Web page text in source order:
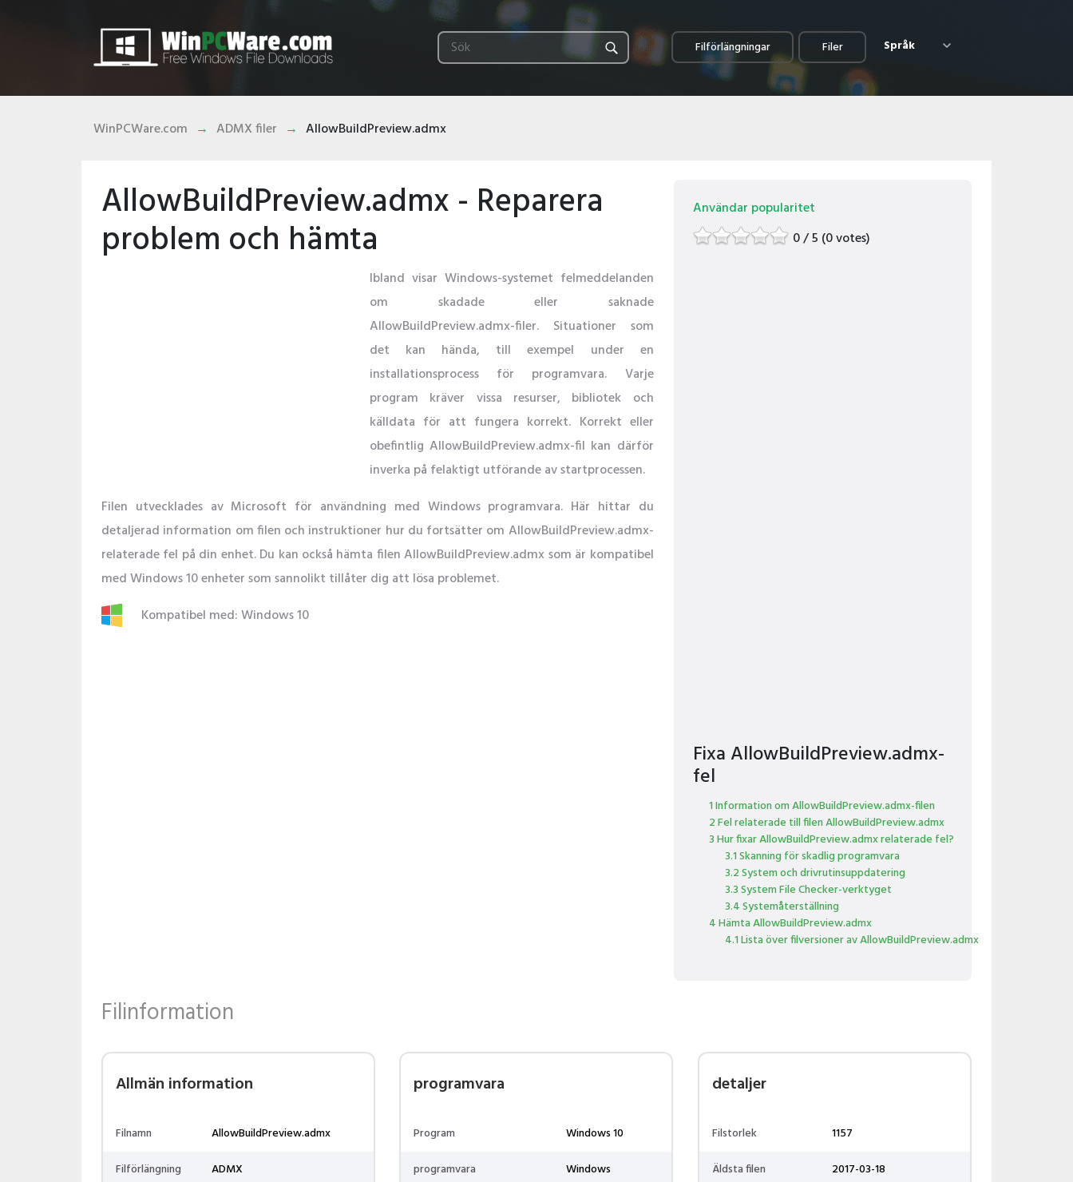
Filförlängningar Filer Språk
WinPCWare.com ADMX filer AllowBuildPreview.admx
AllowBuildPreview.admx - Reparera
problem och hämta
Ibland visar Windows-systemet felmeddelanden
om skadade eller saknade
AllowBuildPreview.admx-filer. Situationer som
det kan hända, till exempel under en
installationsprocess för programvara. Varje
program kräver vissa resurser, bibliotek och
källdata för att fungera korrekt. Korrekt eller
obefintlig AllowBuildPreview.admx-fil kan därför
inverka på felaktigt utförande av startprocessen.
Filen utvecklades av Microsoft för användning med Windows programvara. Här hittar du
detaljerad information om filen och instruktioner hur du fortsätter om AllowBuildPreview.admx-
relaterade fel på din enhet. Du kan också hämta filen AllowBuildPreview.admx som är kompatibel
med Windows 10 enheter som sannolikt tillåter dig att lösa problemet.
Kompatibel med: Windows 10
Användar popularitet
0 / 5 (0 votes)
Fixa AllowBuildPreview.admx-
fel
1 Information om AllowBuildPreview.admx-filen
2 Fel relaterade till filen AllowBuildPreview.admx
3 Hur fixar AllowBuildPreview.admx relaterade fel?
3.1 Skanning för skadlig programvara
3.2 System och drivrutinsuppdatering
3.3 System File Checker-verktyget
3.4 Systemåterställning
4 Hämta AllowBuildPreview.admx
4.1 Lista över filversioner av AllowBuildPreview.admx
Filinformation
Allmän information
Filnamn
AllowBuildPreview.admx
Filförlängning
ADMX
programvara
Program
Windows 10
programvara
Windows
detaljer
Filstorlek
1157
Äldsta filen
2017-03-18